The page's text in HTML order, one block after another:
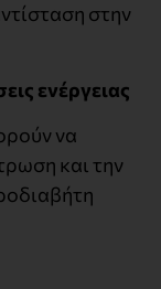
στην
ενέργειας
να
και την